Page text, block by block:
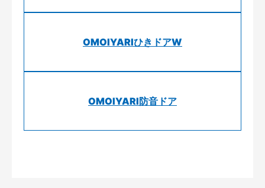
OMOIYARIひきドアW
OMOIYARI防音ドア